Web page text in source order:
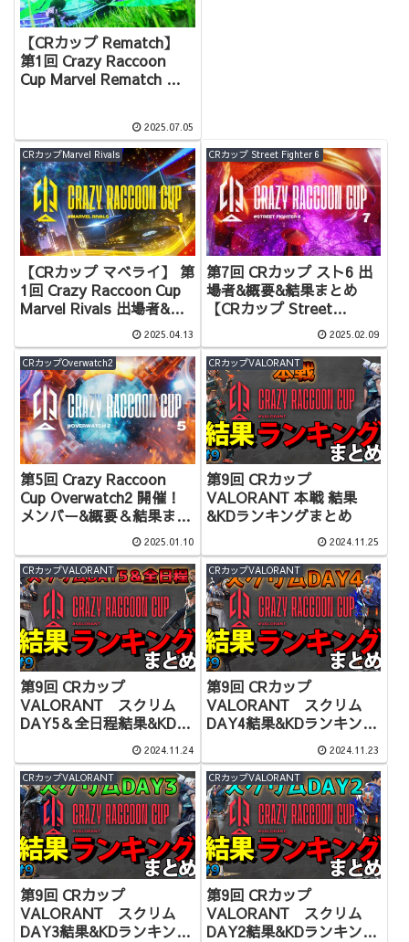
【CRカップ Rematch】
第1回 Crazy Raccoon
Cup Marvel Rematch 出
2025.07.05
CRカップMarvel Rivals
【CRカップ マベライ】 第
1回 Crazy Raccoon Cup
Marvel Rivals 出場者&概
2025.04.13
CRカップ Street Fighter 6
第7回 CRカップ スト6 出
場者&概要&結果まとめ
【CRカップ Street
2025.02.09
CRカップOverwatch2
第5回 Crazy Raccoon
Cup Overwatch2 開催！
メンバー&概要＆結果まと
2025.01.10
CRカップVALORANT
第9回 CRカップ
VALORANT 本戦 結果
&KDランキングまとめ
2024.11.25
CRカップVALORANT
第9回 CRカップ
VALORANT スクリム
DAY5＆全日程結果&KDラ
2024.11.24
CRカップVALORANT
第9回 CRカップ
VALORANT スクリム
DAY4結果&KDランキング
2024.11.23
CRカップVALORANT
第9回 CRカップ
VALORANT スクリム
DAY3結果&KDランキング
CRカップVALORANT
第9回 CRカップ
VALORANT スクリム
DAY2結果&KDランキング